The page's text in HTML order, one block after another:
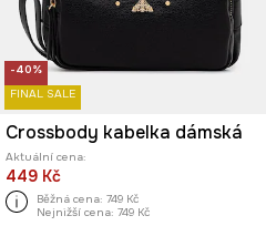
-40%
FINAL SALE
Crossbody kabelka dámská
Aktuální cena:
449 Kč
Běžná cena: 749 Kč
Nejnižší cena: 749 Kč